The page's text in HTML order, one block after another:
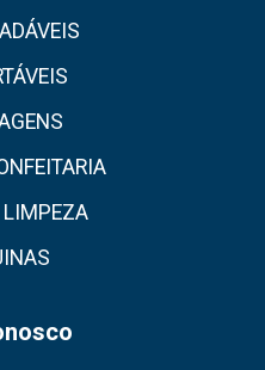
LIMPEZA